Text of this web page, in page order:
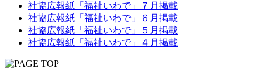
社協広報紙「福祉いわで」７月掲載
社協広報紙「福祉いわで」６月掲載
社協広報紙「福祉いわで」５月掲載
社協広報紙「福祉いわで」４月掲載